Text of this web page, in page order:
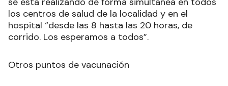
los centros de salud de la localidad y en el
hospital “desde las 8 hasta las 20 horas, de
corrido. Los esperamos a todos”.
Otros puntos de vacunación